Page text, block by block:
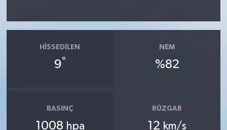
HISSEDILEN
9°
NEM
%82
BASINÇ
1008 hpa
RÜZGAR
12 km/s